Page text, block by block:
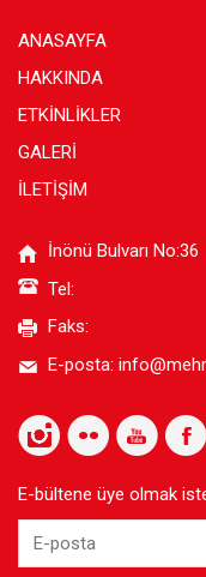
ANASAYFA
HAKKINDA
ETKİNLİKLER
GALERİ
İLETİŞİM
İnönü Bulvarı No:36
Tel:
Faks:
E-posta:
E-bültene üye olmak